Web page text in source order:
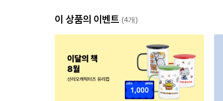
이 상품의 이벤트 (4개)